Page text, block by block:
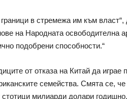
в стремежа им към власт“,
на Народната освободителна
подобрени способности.“
от отказа на Китай да играе
семейства. Смята се,
милиарди долари